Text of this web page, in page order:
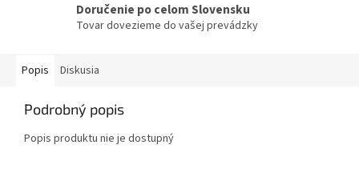
Doručenie po celom Slovensku
Tovar dovezieme do vašej prevádzky
Popis Diskusia
Podrobný popis
Popis produktu nie je dostupný